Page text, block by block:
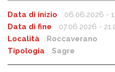
Data di inizio
06.06.2026 -
Data di fine
07.06.2026 -
Località
Roccaverano
Tipologia
Sagre